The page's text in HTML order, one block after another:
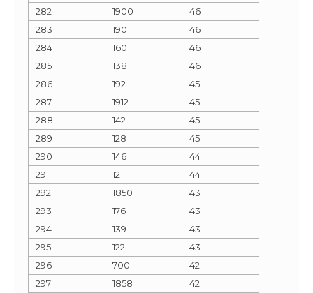
282
1900
46
283
190
46
284
160
46
285
138
46
286
192
45
287
1912
45
288
142
45
289
128
45
290
146
44
291
121
44
292
1850
43
293
176
43
294
139
43
295
122
43
296
700
42
297
1858 42